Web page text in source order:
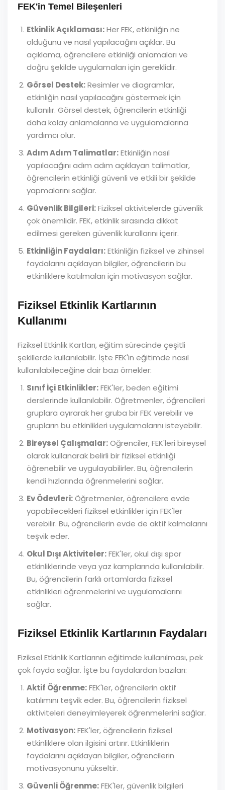
FEK'in Temel Bileşenleri
Etkinlik Açıklaması:Her FEK, etkinliğin ne
olduğunu ve nasıl yapılacağını açıklar. Bu
açıklama, öğrencilere etkinliği anlamaları ve
doğru şekilde uygulamaları için gereklidir.
Görsel Destek:Resimler ve diagramlar,
etkinliğin nasıl yapılacağını göstermek için
kullanılır. Görsel destek, öğrencilerin etkinliği
daha kolay anlamalarına ve uygulamalarına
yardımcı olur.
Adım Adım Talimatlar:Etkinliğin nasıl
yapılacağını adım adım açıklayan talimatlar,
öğrencilerin etkinliği güvenli ve etkili bir şekilde
yapmalarını sağlar.
Güvenlik Bilgileri:Fiziksel aktivitelerde güvenlik
çok önemlidir. FEK, etkinlik sırasında dikkat
edilmesi gereken güvenlik kurallarını içerir.
Etkinliğin Faydaları:Etkinliğin fiziksel ve zihinsel
faydalarını açıklayan bilgiler, öğrencilerin bu
etkinliklere katılmaları için motivasyon sağlar.
Fiziksel Etkinlik Kartlarının
Kullanımı
Fiziksel Etkinlik Kartları, eğitim sürecinde çeşitli
şekillerde kullanılabilir. İşte FEK'in eğitimde nasıl
kullanılabileceğine dair bazı örnekler:
Sınıf İçi Etkinlikler:FEK'ler, beden eğitimi
derslerinde kullanılabilir. Öğretmenler, öğrencileri
gruplara ayırarak her gruba bir FEK verebilir ve
grupların bu etkinlikleri uygulamalarını isteyebilir.
Bireysel Çalışmalar:Öğrenciler, FEK'leri bireysel
olarak kullanarak belirli bir fiziksel etkinliği
öğrenebilir ve uygulayabilirler. Bu, öğrencilerin
kendi hızlarında öğrenmelerini sağlar.
Ev Ödevleri:Öğretmenler, öğrencilere evde
yapabilecekleri fiziksel etkinlikler için FEK'ler
verebilir. Bu, öğrencilerin evde de aktif kalmalarını
teşvik eder.
Okul Dışı Aktiviteler:FEK'ler, okul dışı spor
etkinliklerinde veya yaz kamplarında kullanılabilir.
Bu, öğrencilerin farklı ortamlarda fiziksel
etkinlikleri öğrenmelerini ve uygulamalarını
sağlar.
Fiziksel Etkinlik Kartlarının Faydaları
Fiziksel Etkinlik Kartlarının eğitimde kullanılması, pek
çok fayda sağlar. İşte bu faydalardan bazıları:
Aktif Öğrenme:FEK'ler, öğrencilerin aktif
katılımını teşvik eder. Bu, öğrencilerin fiziksel
aktiviteleri deneyimleyerek öğrenmelerini sağlar.
Motivasyon:FEK'ler, öğrencilerin fiziksel
etkinliklere olan ilgisini artırır. Etkinliklerin
faydalarını açıklayan bilgiler, öğrencilerin
motivasyonunu yükseltir.
Güvenli Öğrenme:FEK'ler, güvenlik bilgileri